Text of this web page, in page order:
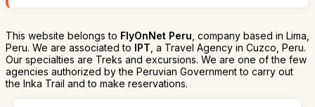
This website belongs to FlyOnNet Peru , company based in Lima,
Peru. We are associated to IPT , a Travel Agency in Cuzco, Peru.
Our specialties are Treks and excursions. We are one of the few
agencies authorized by the Peruvian Government to carry out
the Inka Trail and to make reservations.